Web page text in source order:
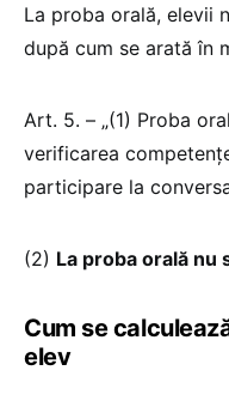
La proba orală, elevii
după cum se arată în
Art. 5. – „(1) Proba
verificarea
participare la
(2) La proba orală nu
Cum se
elev